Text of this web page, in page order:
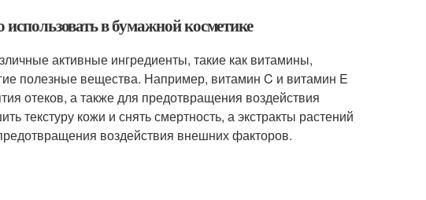
в бумажной косметике
активные ингредиенты, такие как витамины,
полезные вещества. Например, витамин C и витамин E
отеков, а также для предотвращения воздействия
текстуру кожи и снять смертность, а экстракты растений
воздействия внешних факторов.